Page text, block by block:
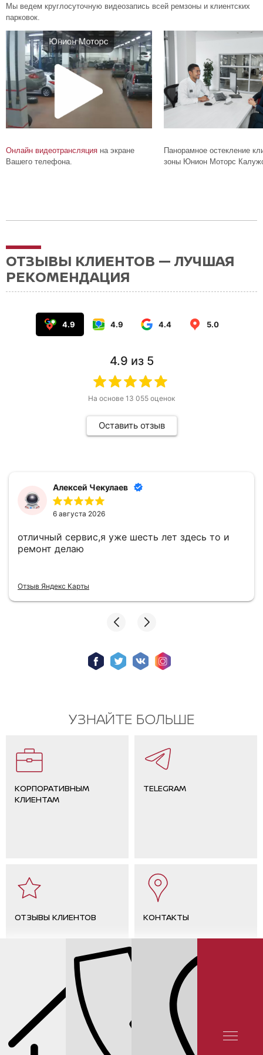
Мы ведем круглосуточную видеозапись всей ремзоны и клиентских
парковок.
Онлайн видеотрансляция на экране
Вашего телефона.
Панорамное остекление
зоны Юнион Моторс
ОТЗЫВЫ КЛИЕНТОВ — ЛУЧШАЯ
РЕКОМЕНДАЦИЯ
4.9 4.9 4.4 5.0
4.9 из 5
На основе 13 055 оценок
Оставить отзыв
Алексей Чекулаев
6 августа 2026
отличный сервис,я уже шесть лет здесь то и
ремонт делаю
Отзыв Яндекс Карты
УЗНАЙТЕ БОЛЬШЕ
КОРПОРАТИВНЫМ
КЛИЕНТАМ
TELEGRAM
ОТЗЫВЫ КЛИЕНТОВ КОНТАКТЫ
СЕРВИС NISSAN ЦЕНЫ НА МАСЛЯНЫЕ ФИЛЬТРЫ NISSAN PRIMERA